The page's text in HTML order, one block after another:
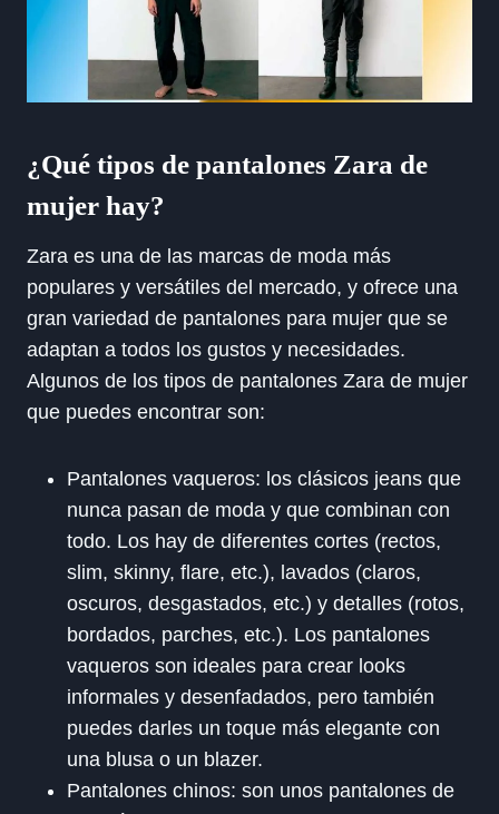
¿Qué tipos de pantalones Zara de
mujer hay?
Zara es una de las marcas de moda más
populares y versátiles del mercado, y ofrece una
gran variedad de pantalones para mujer que se
adaptan a todos los gustos y necesidades.
Algunos de los tipos de pantalones Zara de mujer
que puedes encontrar son:
Pantalones vaqueros: los clásicos jeans que
nunca pasan de moda y que combinan con
todo. Los hay de diferentes cortes (rectos,
slim, skinny, flare, etc.), lavados (claros,
oscuros, desgastados, etc.) y detalles (rotos,
bordados, parches, etc.). Los pantalones
vaqueros son ideales para crear looks
informales y desenfadados, pero también
puedes darles un toque más elegante con
una blusa o un blazer.
Pantalones chinos: son unos pantalones de